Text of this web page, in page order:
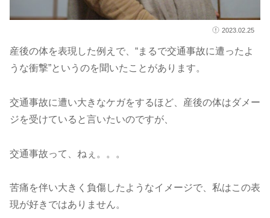
2023.02.25
産後の体を表現した例えで、“まるで交通事故に遭ったよ
うな衝撃”というのを聞いたことがあります。
交通事故に遭い大きなケガをするほど、産後の体はダメー
ジを受けていると言いたいのですが、
交通事故って、ねぇ。。。
苦痛を伴い大きく負傷したようなイメージで、私はこの表
現が好きではありません。